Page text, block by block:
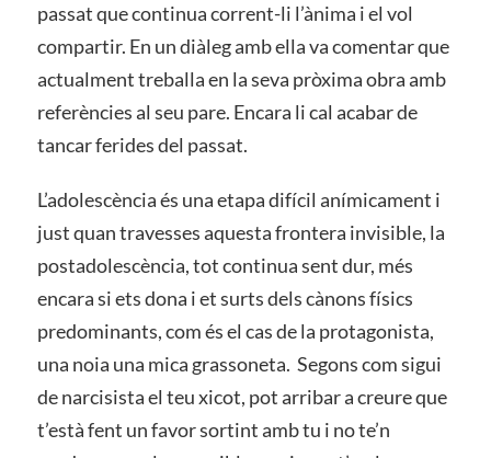
passat que continua corrent-li l’ànima i el vol
compartir. En un diàleg amb ella va comentar que
actualment treballa en la seva pròxima obra amb
referències al seu pare. Encara li cal acabar de
tancar ferides del passat.
L’adolescència és una etapa difícil anímicament i
just quan travesses aquesta frontera invisible, la
postadolescència, tot continua sent dur, més
encara si ets dona i et surts dels cànons físics
predominants, com és el cas de la protagonista,
una noia una mica grassoneta. Segons com sigui
de narcisista el teu xicot, pot arribar a creure que
t’està fent un favor sortint amb tu i no te’n